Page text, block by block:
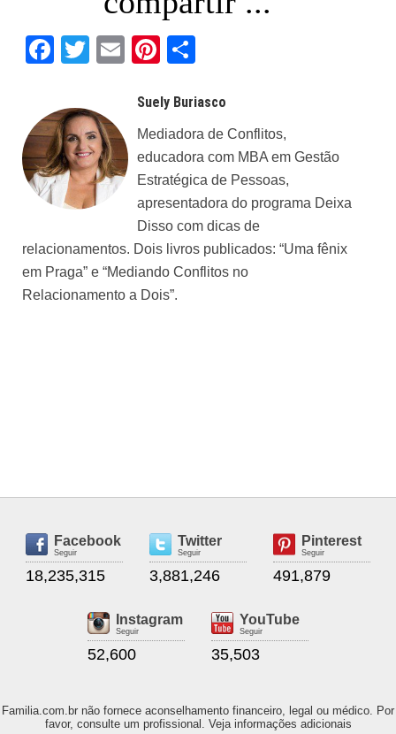
Facebook
Twitter
EmailPinterest
Suely Buriasco
Mediadora de Conflitos,
educadora com MBA em Gestão
Estratégica de Pessoas,
apresentadora do programa Deixa
Disso com dicas de
relacionamentos. Dois livros publicados: “Uma fênix
em Praga” e “Mediando Conflitos no
Relacionamento a Dois”.
Facebook
Seguir
18,235,315
Twitter
Seguir
3,881,246
Pinterest
Seguir
491,879
Instagram
Seguir
52,600
YouTube
Seguir
35,503
Familia.com.br não fornece aconselhamento financeiro, legal ou médico. Por
favor, consulte um profissional. Veja informações adicionais